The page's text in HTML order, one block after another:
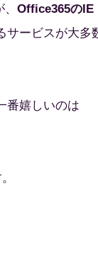
Office365のIE
サービスが大多
番嬉しいのは